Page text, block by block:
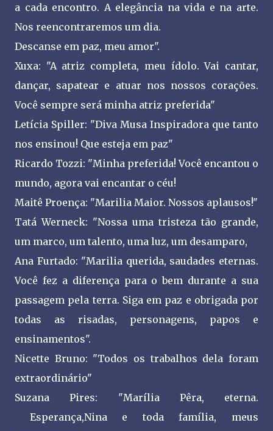
a cada encontro. A elegância na vida e na arte.
Nos reencontraremos um dia.
Descanse em paz, meu amor".
Xuxa: "A atriz completa, meu ídolo. Vai cantar,
dançar, sapatear e atuar nos nossos corações.
Você sempre será minha atriz preferida"
Letícia Spiller: "Diva Musa Inspiradora que tanto
nos ensinou! Que esteja em paz"
Ricardo Tozzi: "Minha preferida! Você encantou o
mundo, agora vai encantar o céu!
Maitê Proença: "Marilia Maior. Nossos aplausos!"
Tatá Werneck: "Nossa uma tristeza tão grande,
um marco, um talento, uma luz, um desamparo,
Ana Furtado: "Marilia querida, saudades eternas.
Você fez a diferença para o bem durante a sua
passagem pela terra. Siga em paz e obrigada por
todas as risadas, personagens, papos e
ensinamentos".
Nicette Bruno: "Todos os trabalhos dela foram
extraordinário"
Suzana Pires: "Marília Pêra, eterna.
Esperança,Nina e toda família, meus